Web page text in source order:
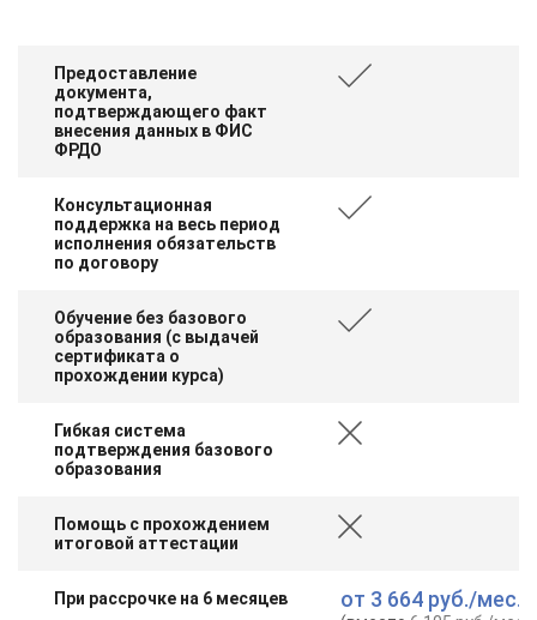
Предоставление
документа,
подтверждающего факт
внесения данных в ФИС
ФРДО
Консультационная
поддержка на весь период
исполнения обязательств
по договору
Обучение без базового
образования (с выдачей
сертификата о
прохождении курса)
Гибкая система
подтверждения базового
образования
Помощь с прохождением
итоговой аттестации
При рассрочке на 6 месяцев от 3 664 руб./мес.